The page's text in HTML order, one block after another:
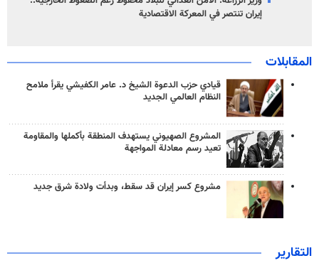
إيران تنتصر في المعركة الاقتصادية
المقابلات
قيادي حزب الدعوة الشيخ د. عامر الكفيشي يقرأ ملامح
النظام العالمي الجديد
المشروع الصهيوني يستهدف المنطقة بأكملها والمقاومة
تعيد رسم معادلة المواجهة
مشروع كسر إيران قد سقط، وبدأت ولادة شرق جديد
التقارير